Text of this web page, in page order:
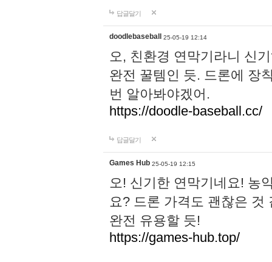
답글달기
doodlebaseball 25-05-19 12:14
오, 친환경 연막기라니 신
완전 꿀템인 듯. 드론에 장
번 알아봐야겠어.
https://doodle-baseball.cc/
답글달기
Games Hub 25-05-19 12:15
오! 신기한 연막기네요! 농
요? 드론 가격도 괜찮은 것
완전 유용할 듯!
https://games-hub.top/